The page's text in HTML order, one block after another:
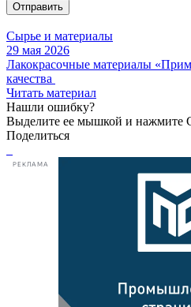
Отправить
Сырье и материалы
29 мая 2026
Лакокрасочные материалы
качества
Читать материал
Нашли ошибку?
Выделите ее мышкой и нажмите
Поделиться
РЕКЛАМА